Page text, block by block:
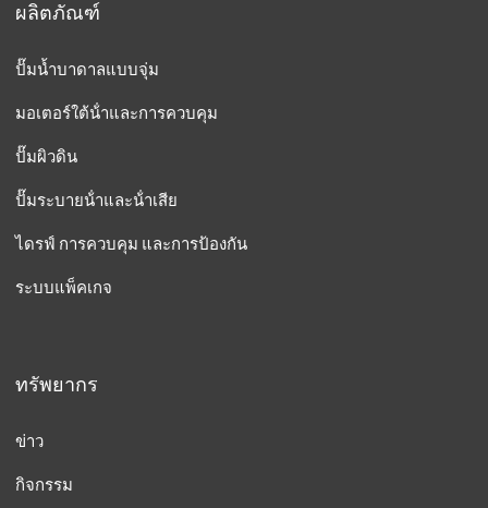
ผลิตภัณฑ์
ปั๊มน้ำบาดาลแบบจุ่ม
มอเตอร์ใต้น้ําและการควบคุม
ปั๊มผิวดิน
ปั๊มระบายน้ําและน้ําเสีย
ไดรฟ์ การควบคุม และการป้องกัน
ระบบแพ็คเกจ
ทรัพยากร
ข่าว
กิจกรรม